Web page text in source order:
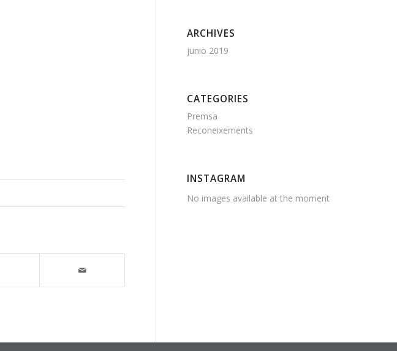
ARCHIVES
junio 2019
CATEGORIES
Premsa
Reconeixements
INSTAGRAM
No images available at the moment